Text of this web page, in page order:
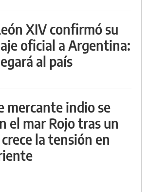
XIV confirmó su
oficial a Argentina:
al país
mercante indio se
el mar Rojo tras un
la tensión en